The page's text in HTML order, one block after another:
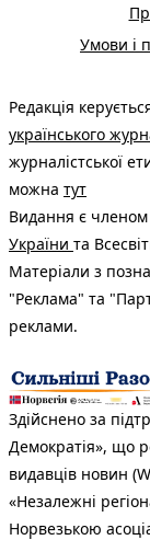
Умови і
Редакція
українського
журналістської
можна тут
Видання є членом
України та
Матеріали з
"Реклама" та
реклами.
Здійснено за
Демократія», що
видавців новин
«Незалежні
Норвезькою